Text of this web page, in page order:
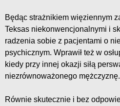
Będąc strażnikiem więziennym
Teksas niekonwencjonalnymi i
radzenia sobie z pacjentami o
psychicznym. Wprawił też w
kiedy przy innej okazji siłą
niezrównoważonego mężczyznę.
Równie skutecznie i bez